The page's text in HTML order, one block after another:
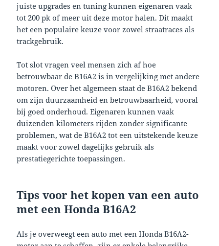
juiste upgrades en tuning kunnen eigenaren vaak
tot 200 pk of meer uit deze motor halen. Dit maakt
het een populaire keuze voor zowel straatraces als
trackgebruik.
Tot slot vragen veel mensen zich af hoe
betrouwbaar de B16A2 is in vergelijking met andere
motoren. Over het algemeen staat de B16A2 bekend
om zijn duurzaamheid en betrouwbaarheid, vooral
bij goed onderhoud. Eigenaren kunnen vaak
duizenden kilometers rijden zonder significante
problemen, wat de B16A2 tot een uitstekende keuze
maakt voor zowel dagelijks gebruik als
prestatiegerichte toepassingen.
Tips voor het kopen van een auto
met een Honda B16A2
Als je overweegt een auto met een Honda B16A2-